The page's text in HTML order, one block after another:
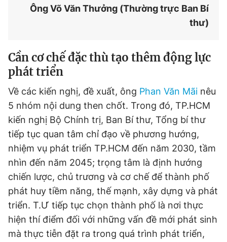
Ông Võ Văn Thưởng (Thường trực Ban Bí
thư)
Cần cơ chế đặc thù tạo thêm động lực
phát triển
Về các kiến nghị, đề xuất, ông Phan Văn Mãi nêu
5 nhóm nội dung then chốt. Trong đó, TP.HCM
kiến nghị Bộ Chính trị, Ban Bí thư, Tổng bí thư
tiếp tục quan tâm chỉ đạo về phương hướng,
nhiệm vụ phát triển TP.HCM đến năm 2030, tầm
nhìn đến năm 2045; trọng tâm là định hướng
chiến lược, chủ trương và cơ chế để thành phố
phát huy tiềm năng, thế mạnh, xây dựng và phát
triển. T.Ư tiếp tục chọn thành phố là nơi thực
hiện thí điểm đối với những vấn đề mới phát sinh
mà thực tiễn đặt ra trong quá trình phát triển,